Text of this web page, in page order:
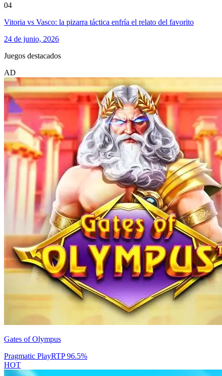
04
Vitoria vs Vasco: la pizarra táctica enfría el relato del favorito
24 de junio, 2026
Juegos destacados
AD
Gates of Olympus
Pragmatic PlayRTP96.5%
HOT